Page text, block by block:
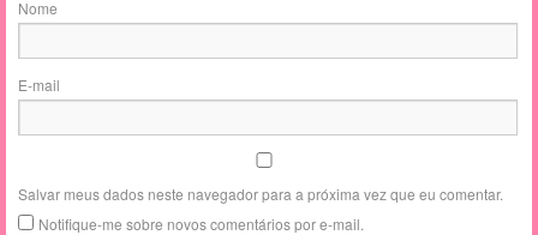
Nome
E-mail
Salvar meus dados neste navegador para a próxima vez que eu comentar.
Notifique-me sobre novos comentários por e-mail.